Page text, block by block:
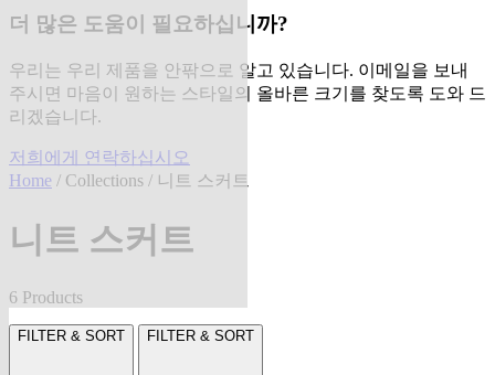
더 많은 도움이 필요하십니까?
우리는 우리 제품을 안팎으로 알고 있습니다. 이메일을 보내
주시면 마음이 원하는 스타일의 올바른 크기를 찾도록 도와 드
리겠습니다.
저희에게 연락하십시오
Home / Collections / 니트 스커트
니트 스커트
6 Products
FILTER & SORT FILTER & SORT